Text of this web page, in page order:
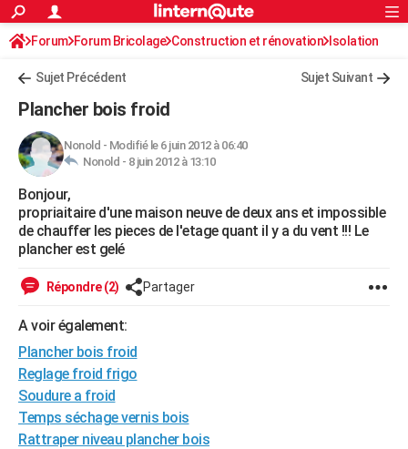
ACTUALITÉS
Politique
Société
Faits Divers
Education
Monde
Villes
+
FINANCE
Retraite
Impôts
Epargne
Immobilier
Risques naturels par ville
Banque
Assurance
Crédit
AUTO
Essais
Réserver un essai
Citadines
Berlines
SUV
Forum auto
+HIGH-TECH
Mobiles
Meilleur smartphone
Internet
Ordinateurs
Jeux vidéo
Guide high-tech
+BRICOLAGE
Forum
Aménagement intérieur
Extérieur
Cuisine
Salle de bains
Jardinage
Rangement
WEEK-END
LIFESTYLE
Art de vivre
Bien-être
Loisirs
Mode
Modes de vie
SANTE
Alimentation
Guide de la santé
Maladies
Médicaments
Sommeil
VOYAGE
Destinations
City break
Voyage nature
Voyage de noces
Forum
Climat
+PHOTO
Rechercher
S'inscrire
Connexion
Forum Forum Bricolage Construction et rénovation Isolation
Sujet Précédent Sujet Suivant
Plancher bois froid
Nonold - Modifié le 6 juin 2012 à 06:40
Nonold - 8 juin 2012 à 13:10
Bonjour,
propriaitaire d'une maison neuve de deux ans et impossible
de chauffer les pieces de l'etage quant il y a du vent !!! Le
plancher est gelé
Répondre (2) Partager
A voir également:
Plancher bois froid
Reglage froid frigo
Soudure a froid
Temps séchage vernis bois
Rattraper niveau plancher bois